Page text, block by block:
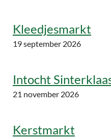
Kleedjesmarkt
19 september 2026
Intocht
21 november 2026
Kerstmarkt